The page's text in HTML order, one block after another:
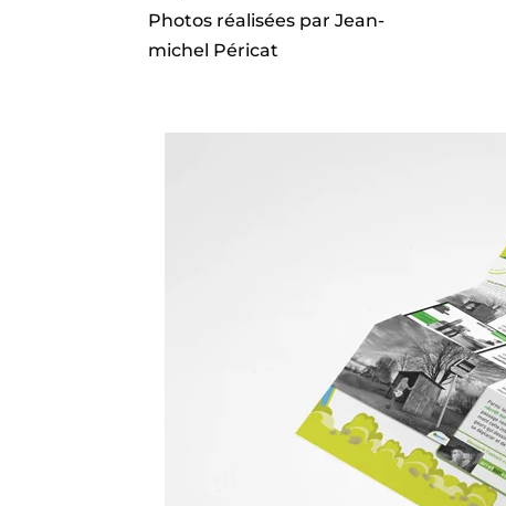
Photos réalisées par Jean-
michel Péricat